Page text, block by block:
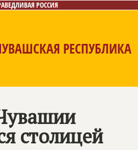
РОССИЯ
РЕСПУБЛИКА
Контакты
столицей